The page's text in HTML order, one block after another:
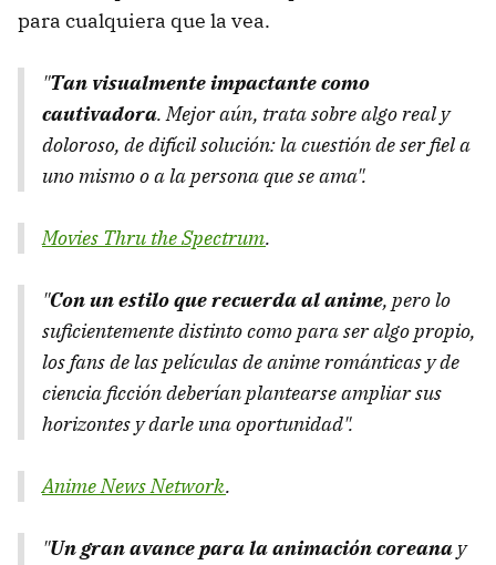
para cualquiera que la vea.
"Tan visualmente impactante como
cautivadora. Mejor aún, trata sobre algo real y
doloroso, de difícil solución: la cuestión de ser fiel a
uno mismo o a la persona que se ama".
Movies Thru the Spectrum.
"Con un estilo que recuerda al anime, pero lo
suficientemente distinto como para ser algo propio,
los fans de las películas de anime románticas y de
ciencia ficción deberían plantearse ampliar sus
horizontes y darle una oportunidad".
Anime News Network.
"Un gran avance para la animación coreana y